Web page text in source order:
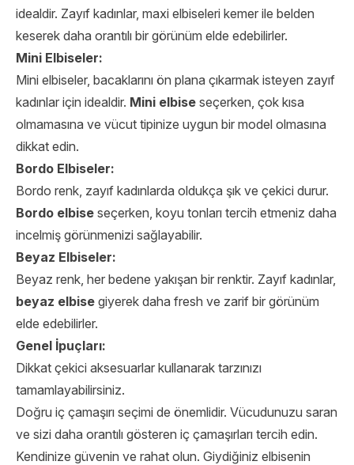
idealdir. Zayıf kadınlar, maxi elbiseleri kemer ile belden
keserek daha orantılı bir görünüm elde edebilirler.
Mini Elbiseler:
Mini elbiseler, bacaklarını ön plana çıkarmak isteyen zayıf
kadınlar için idealdir. Mini elbise seçerken, çok kısa
olmamasına ve vücut tipinize uygun bir model olmasına
dikkat edin.
Bordo Elbiseler:
Bordo renk, zayıf kadınlarda oldukça şık ve çekici durur.
Bordo elbise seçerken, koyu tonları tercih etmeniz daha
incelmiş görünmenizi sağlayabilir.
Beyaz Elbiseler:
Beyaz renk, her bedene yakışan bir renktir. Zayıf kadınlar,
beyaz elbise giyerek daha fresh ve zarif bir görünüm
elde edebilirler.
Genel İpuçları:
Dikkat çekici aksesuarlar kullanarak tarzınızı
tamamlayabilirsiniz.
Doğru iç çamaşırı seçimi de önemlidir. Vücudunuzu saran
ve sizi daha orantılı gösteren iç çamaşırları tercih edin.
Kendinize güvenin ve rahat olun. Giydiğiniz elbisenin